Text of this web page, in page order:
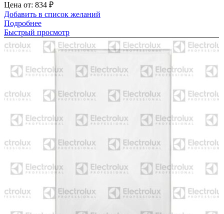
Цена от: 834 ₽
Добавить в список желаний
Подробнее
Быстрый просмотр